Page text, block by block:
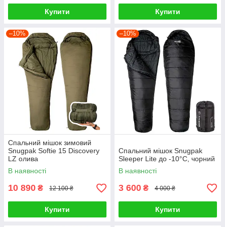
Купити Купити
–10%
Спальний мішок зимовий
Snugpak Softie 15 Discovery
LZ олива
В наявності
10 890 ₴ 12 100 ₴
Купити
–10%
Спальний мішок Snugpak
Sleeper Lite до -10°С, чорний
В наявності
3 600 ₴ 4 000 ₴
Купити